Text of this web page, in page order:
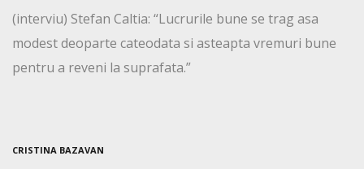
(interviu) Stefan Caltia: “Lucrurile bune se trag asa
modest deoparte cateodata si asteapta vremuri bune
pentru a reveni la suprafata.”
CRISTINA BAZAVAN